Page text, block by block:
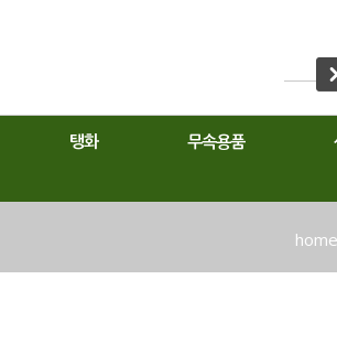
탱화 무속용품
home